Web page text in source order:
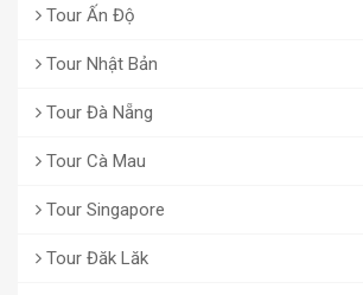
Tour Ấn Độ
Tour Nhật Bản
Tour Đà Nẵng
Tour Cà Mau
Tour Singapore
Tour Đăk Lăk